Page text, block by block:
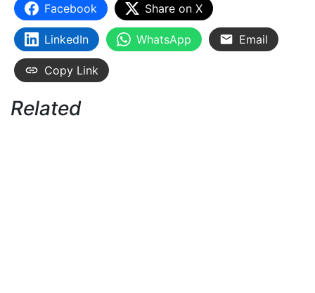
Facebook Share on X
LinkedIn WhatsApp Email
Copy Link
Related